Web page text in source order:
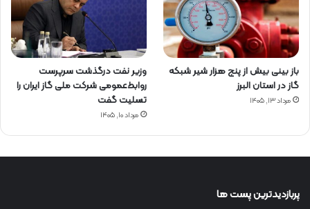
باز بینی بیش از پنج هزار شیر شبکه
گاز در استان البرز
مرداد ۱۳, ۱۴۰۵
وزیر نفت درگذشت سرپرست
روابط‌عمومی شرکت ملی گاز ایران را
تسلیت گفت
مرداد ۱۰, ۱۴۰۵
پربازدیدترین پست ها